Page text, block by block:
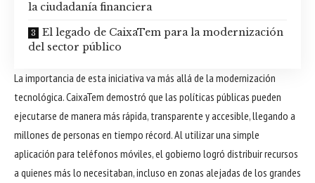
la ciudadanía financiera
El legado de CaixaTem para la modernización
del sector público
La importancia de esta iniciativa va más allá de la modernización
tecnológica. CaixaTem demostró que las políticas públicas pueden
ejecutarse de manera más rápida, transparente y accesible, llegando a
millones de personas en tiempo récord. Al utilizar una simple
aplicación para teléfonos móviles, el gobierno logró distribuir recursos
a quienes más lo necesitaban, incluso en zonas alejadas de los grandes